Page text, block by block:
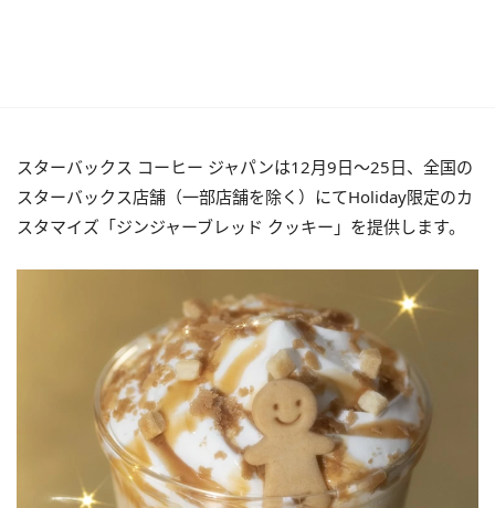
スターバックス コーヒー ジャパンは12月9日～25日、全国の
スターバックス店舗（一部店舗を除く）にてHoliday限定のカ
スタマイズ「ジンジャーブレッド クッキー」を提供します。